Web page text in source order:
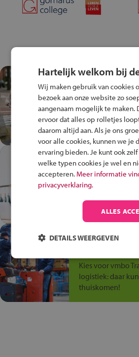
Test je
Fiets Veilig
Speel het Fiets
en win een
In de winkel
plek!
Ontdek via het
op de
anders is!
Jouw talent
Kies voor vmbo
logistiek: daar
thuiskomen!
Hartelijk welkom bij
Wij maken gebruik van cookies
bezoek aan onze website zo
aangenaam mogelijk te maken.
ervoor dat alles op rolletjes
daarom altijd aan. Als je ons
voor alle cookies, kunnen we je
ervaring bieden. Je kunt ook
welke typen cookies je wel en
accepteren. Meer informatie
privacyverklaring.
ALLES
DETAILS WEERGEVEN